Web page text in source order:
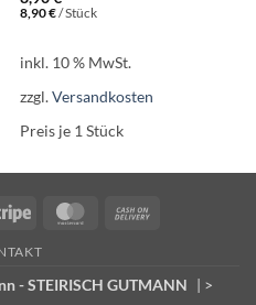
8,90€/Stück
inkl. 10 % MwSt.
zzgl.Versandkosten
Preis je 1 Stück
Stripe MasterCard
- STEIRISCH GUTMANN | >